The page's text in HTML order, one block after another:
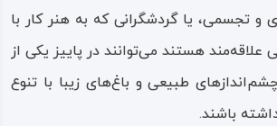
و تجسمی، یا گردشگرانی که به هنر کار با
هستند می‌توانند در پاییز یکی از
طبیعی و باغ‌های زیبا با تنوع
باشند.